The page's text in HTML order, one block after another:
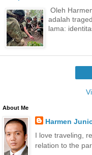
Oleh
adalah
lama:
About Me
Harmen
I love traveling,
relation to the